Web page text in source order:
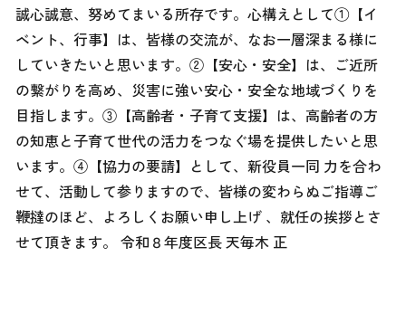
誠心誠意、努めてまいる所存です。心構えとして①【イ
ベント、行事】は、皆様の交流が、なお一層深まる様に
していきたいと思います。②【安心・安全】は、ご近所
の繋がりを高め、災害に強い安心・安全な地域づくりを
目指します。③【高齢者・子育て支援】は、高齢者の方
の知恵と子育て世代の活力をつなぐ場を提供したいと思
います。④【協力の要請】として、新役員一同 力を合わ
せて、活動して参りますので、皆様の変わらぬご指導ご
鞭撻のほど、よろしくお願い申し上げ 、就任の挨拶とさ
せて頂きます。 令和８年度区長 天毎木 正